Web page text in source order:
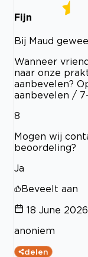
Fijn
Bij Maud
Wanneer
naar onze
aanbevelen?
aanbevelen /
8
Mogen wij
beoordeling?
Ja
Beveelt aan
18 June 2026
anoniem
delen